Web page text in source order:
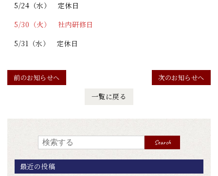
5/24（水） 定休日
5/30（火） 社内研修日
5/31（水） 定休日
次のお知らせへ
前のお知らせへ
一覧に戻る
Search
最近の投稿